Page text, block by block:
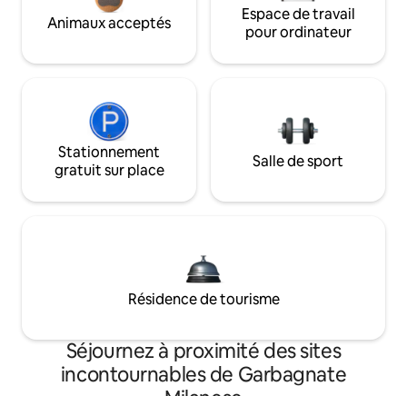
Animaux acceptés
Espace de travail
pour ordinateur
Stationnement
gratuit sur place
Salle de sport
Résidence de tourisme
Séjournez à proximité des sites
incontournables de Garbagnate